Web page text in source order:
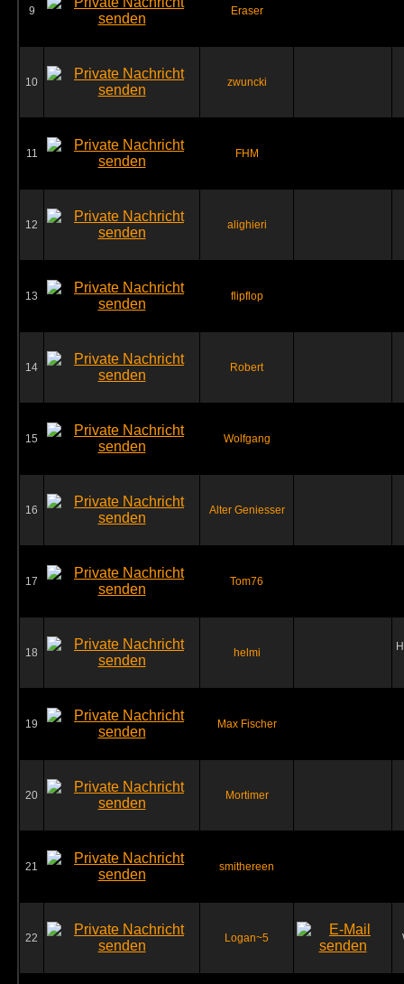
9 Eraser
10 zwuncki
11 FHM
12 alighieri
13 flipflop
14 Robert
15 Wolfgang
16 Alter Geniesser
17 Tom76
18 helmi
19 Max Fischer
20 Mortimer
21 smithereen
22 Logan~5